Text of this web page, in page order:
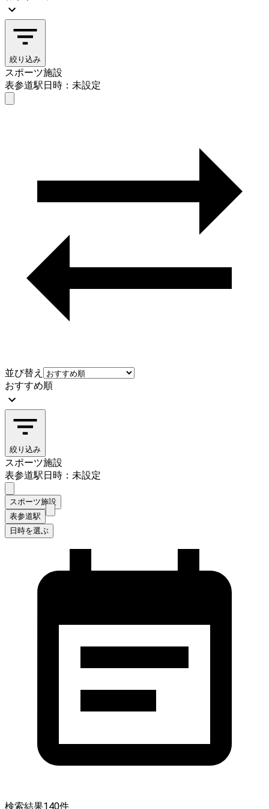
絞り込み
スポーツ施設
表参道駅日時：未設定
並び替え
おすすめ順
絞り込み
スポーツ施設
表参道駅日時：未設定
スポーツ施設
表参道駅
日時を選ぶ
検索結果140件